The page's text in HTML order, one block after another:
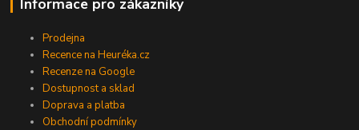
Prodejna
Recence na Heuréka.cz
Recenze na Google
Dostupnost a sklad
Doprava a platba
Obchodní podmínky